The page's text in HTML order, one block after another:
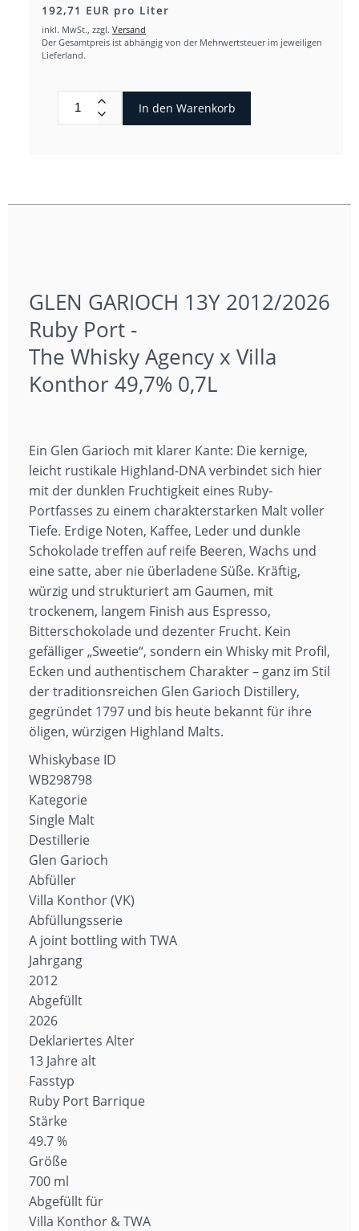
192,71 EUR pro Liter
inkl. MwSt., zzgl. Versand
Der Gesamtpreis ist abhängig von der Mehrwertsteuer im jeweiligen
Lieferland.
In den Warenkorb
GLEN GARIOCH 13Y 2012/2026
Ruby Port -
The Whisky Agency x Villa
Konthor 49,7% 0,7L
Ein Glen Garioch mit klarer Kante: Die kernige,
leicht rustikale Highland-DNA verbindet sich hier
mit der dunklen Fruchtigkeit eines Ruby-
Portfasses zu einem charakterstarken Malt voller
Tiefe. Erdige Noten, Kaffee, Leder und dunkle
Schokolade treffen auf reife Beeren, Wachs und
eine satte, aber nie überladene Süße. Kräftig,
würzig und strukturiert am Gaumen, mit
trockenem, langem Finish aus Espresso,
Bitterschokolade und dezenter Frucht. Kein
gefälliger „Sweetie“, sondern ein Whisky mit Profil,
Ecken und authentischem Charakter – ganz im Stil
der traditionsreichen Glen Garioch Distillery,
gegründet 1797 und bis heute bekannt für ihre
öligen, würzigen Highland Malts.
Whiskybase ID
WB298798
Kategorie
Single Malt
Destillerie
Glen Garioch
Abfüller
Villa Konthor (VK)
Abfüllungsserie
A joint bottling with TWA
Jahrgang
2012
Abgefüllt
2026
Deklariertes Alter
13 Jahre alt
Fasstyp
Ruby Port Barrique
Stärke
49.7 %
Größe
700 ml
Abgefüllt für
Villa Konthor & TWA